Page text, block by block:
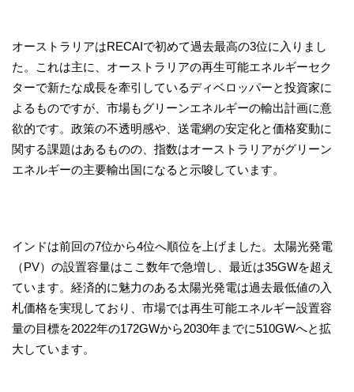
オーストラリアはRECAIで初めて過去最高の3位に入りまし
た。これは主に、オーストラリアの再生可能エネルギーセク
ターで新たな成長を牽引しているディベロッパーと投資家に
よるものですが、市場もグリーンエネルギーの輸出計画に意
欲的です。政策の不透明感や、送電網の安定化と価格変動に
関する課題はあるものの、指数はオーストラリアがグリーン
エネルギーの主要輸出国になると示唆しています。
インドは前回の7位から4位へ順位を上げました。太陽光発電
（PV）の設置容量はここ数年で急増し、最近は35GWを超え
ています。経済的に魅力のある太陽光発電は過去最低値の入
札価格を実現しており、市場では再生可能エネルギー設置容
量の目標を2022年の172GWから2030年までに510GWへと拡
大しています。